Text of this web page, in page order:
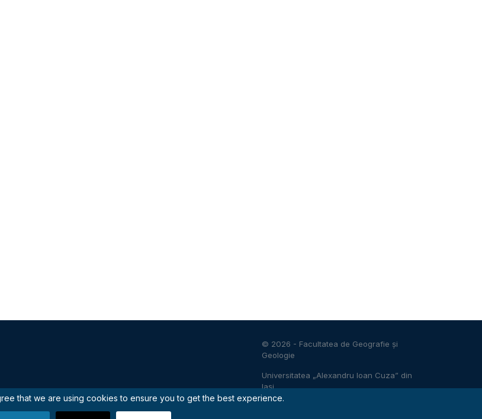
© 2026 - Facultatea de Geografie și
Geologie
Universitatea „Alexandru Ioan Cuza” din
Iași
that we are using cookies to ensure you to get the best experience.